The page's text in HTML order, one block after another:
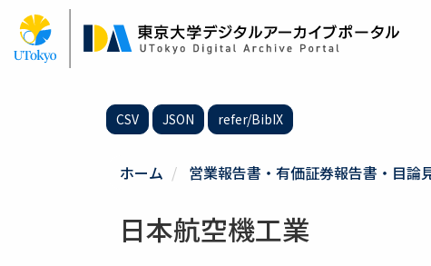
ン
CSV JSON refer/BibIX
ホーム 営業報告書・有価証券報告書・目論
日本航空機工業